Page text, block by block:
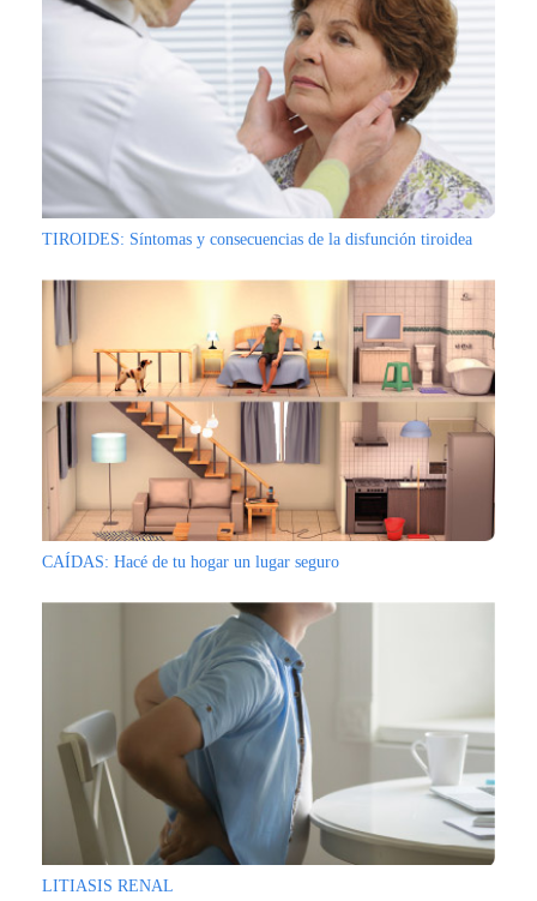
TIROIDES: Síntomas y consecuencias de la disfunción tiroidea
CAÍDAS: Hacé de tu hogar un lugar seguro
LITIASIS RENAL